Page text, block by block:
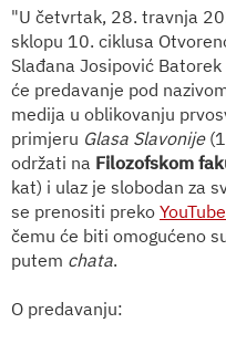
"U četvrtak, 28. travnja
sklopu 10. ciklusa
Slađana Josipović
će predavanje pod
medija u oblikovanju
primjeru Glasa Slavonije
održati na Filozofskom
kat) i ulaz je slobodan za
se prenositi preko
čemu će biti omogućeno
putem chata.
O predavanju: